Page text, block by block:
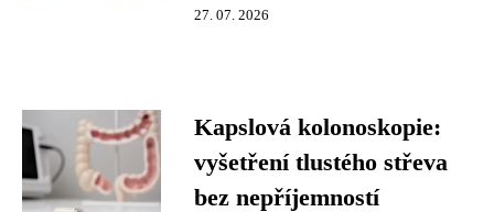
27. 07. 2026
Kapslová kolonoskopie:
vyšetření tlustého střeva
bez nepříjemností